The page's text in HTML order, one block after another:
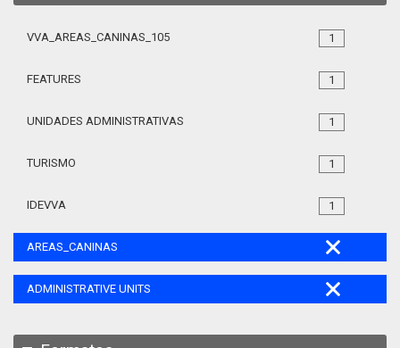
1
VVA_AREAS_CANINAS_105
1
FEATURES
1
UNIDADES ADMINISTRATIVAS
1
TURISMO
1
IDEVVA
AREAS_CANINAS
ADMINISTRATIVE UNITS